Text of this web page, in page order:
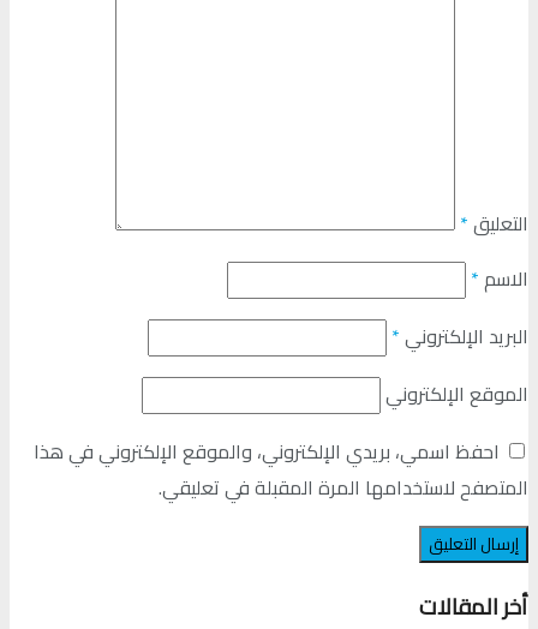
التعليق*
الاسم*
البريد الإلكتروني*
الموقع الإلكتروني
احفظ اسمي، بريدي الإلكتروني، والموقع الإلكتروني في هذا
المتصفح لاستخدامها المرة المقبلة في تعليقي.
أخر المقالات